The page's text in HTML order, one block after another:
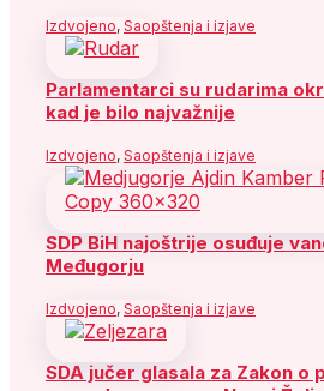
Izdvojeno, Saopštenja i izjave
Parlamentarci su rudarima
kad je bilo najvažnije
Izdvojeno, Saopštenja i izjave
SDP BiH najoštrije osuđuje
Međugorju
Izdvojeno, Saopštenja i izjave
SDA jučer glasala za Zakon o